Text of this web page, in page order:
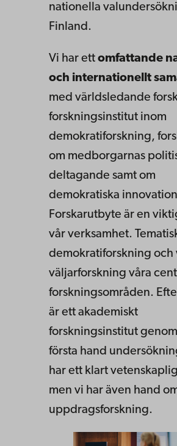
nationella
Finland.
Vi har ett omfattande
och internationellt
med världsledande
forskningsinstitut inom
demokratiforskning,
om medborgarnas
deltagande samt om
demokratiska
Forskarutbyte är en
vår verksamhet.
demokratiforskning och
väljarforskning våra
forskningsområden.
är ett akademiskt
forskningsinstitut
första hand
har ett klart
men vi har även hand
uppdragsforskning.